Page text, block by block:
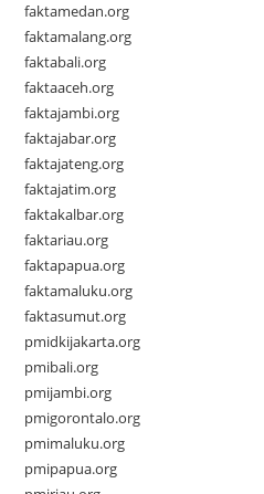
faktamedan.org
faktamalang.org
faktabali.org
faktaaceh.org
faktajambi.org
faktajabar.org
faktajateng.org
faktajatim.org
faktakalbar.org
faktariau.org
faktapapua.org
faktamaluku.org
faktasumut.org
pmidkijakarta.org
pmibali.org
pmijambi.org
pmigorontalo.org
pmimaluku.org
pmipapua.org